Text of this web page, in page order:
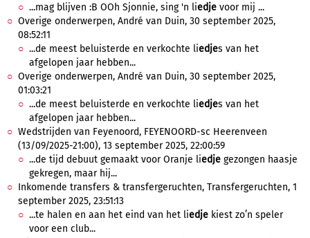
...mag blijven :B OOh Sjonnie, sing 'n liedje voor mij ...
Overige onderwerpen, André van Duin, 30 september 2025,
08:52:11
...de meest beluisterde en verkochte liedjes van het
afgelopen jaar hebben...
Overige onderwerpen, André van Duin, 30 september 2025,
01:03:21
...de meest beluisterde en verkochte liedjes van het
afgelopen jaar hebben...
Wedstrijden van Feyenoord, FEYENOORD-sc Heerenveen
(13/09/2025-21:00), 13 september 2025, 22:00:59
...de tijd debuut gemaakt voor Oranje liedje gezongen haasje
gekregen, maar hij...
Inkomende transfers & transfergeruchten, Transfergeruchten, 1
september 2025, 23:51:13
...te halen en aan het eind van het liedje kiest zo’n speler
voor een club...